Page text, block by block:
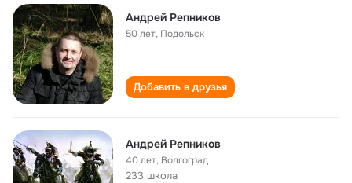
Андрей Репников
50 лет, Подольск
Добавить в друзья
Андрей Репников
40 лет, Волгоград
233 школа